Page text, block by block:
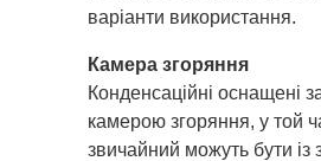
варіанти використання.
Камера згоряння
Конденсаційні оснащені
камерою згоряння, у той
звичайний можуть бути із